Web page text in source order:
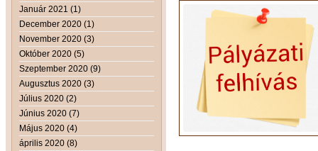
Január 2021 (1)
December 2020 (1)
November 2020 (3)
Október 2020 (5)
Szeptember 2020 (9)
Augusztus 2020 (3)
Július 2020 (2)
Június 2020 (7)
Május 2020 (4)
április 2020 (8)